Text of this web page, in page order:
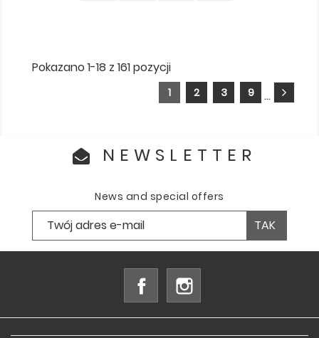
Pokazano 1-18 z 161 pozycji
1 2 3 …
9
NEWSLETTER
News and special offers
Facebook